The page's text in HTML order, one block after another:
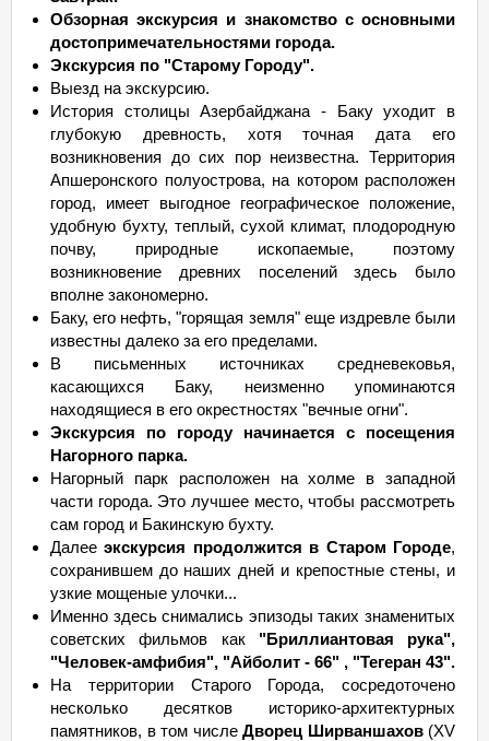
Обзорная экскурсия и знакомство с основными
достопримечательностями города.
Экскурсия по "Старому Городу".
Выезд на экскурсию.
История столицы Азербайджана - Баку уходит в
глубокую древность, хотя точная дата его
возникновения до сих пор неизвестна. Территория
Апшеронского полуострова, на котором расположен
город, имеет выгодное географическое положение,
удобную бухту, теплый, сухой климат, плодородную
почву, природные ископаемые, поэтому
возникновение древних поселений здесь было
вполне закономерно.
Баку, его нефть, "горящая земля" еще издревле были
известны далеко за его пределами.
В письменных источниках средневековья,
касающихся Баку, неизменно упоминаются
находящиеся в его окрестностях "вечные огни".
Экскурсия по городу начинается с посещения
Нагорного парка.
Нагорный парк расположен на холме в западной
части города. Это лучшее место, чтобы рассмотреть
сам город и Бакинскую бухту.
Далееэкскурсия продолжится в Старом Городе,
сохранившем до наших дней и крепостные стены, и
узкие мощеные улочки...
Именно здесь снимались эпизоды таких знаменитых
советских фильмов как "Бриллиантовая рука",
"Человек-амфибия", "Айболит - 66" , "Тегеран 43".
На территории Старого Города, сосредоточено
несколько десятков историко-архитектурных
памятников, в том числе Дворец Ширваншахов(XV